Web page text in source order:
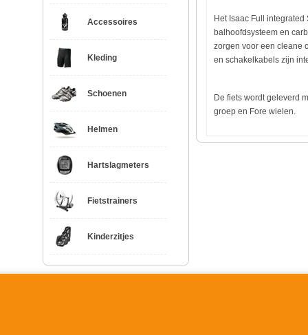
Accessoires
Kleding
Schoenen
Helmen
Hartslagmeters
Fietstrainers
Kinderzitjes
Het Isaac Full integrated
balhoofdsysteem en
zorgen voor een cleane
en schakelkabels zijn
De fiets wordt geleverd
groep en Fore wielen.